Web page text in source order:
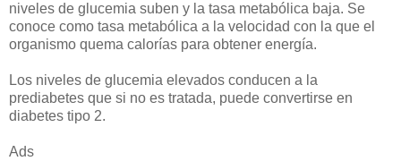
niveles de glucemia suben y la tasa metabólica baja. Se
conoce como tasa metabólica a la velocidad con la que el
organismo quema calorías para obtener energía.
Los niveles de glucemia elevados conducen a la
prediabetes que si no es tratada, puede convertirse en
diabetes tipo 2.
Ads